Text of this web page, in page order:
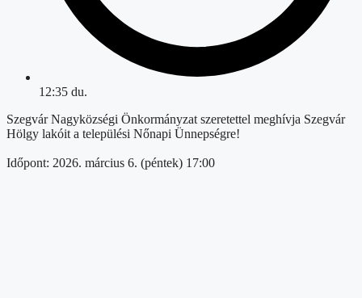
12:35 du.
Szegvár Nagyközségi Önkormányzat szeretettel meghívja Szegvár
Hölgy lakóit a települési Nőnapi Ünnepségre!
Időpont: 2026. március 6. (péntek) 17:00